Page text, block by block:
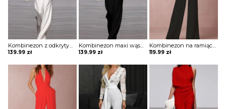
Kombinezon z odkrytym ramieniem i luźnym dołem
139.99 zł
Kombinezon maxi wąski z odkrytym ramieniem
139.99 zł
Kombinezon na ramiączkach z głębokim dekoltem w kształcie litery V
119.99 zł